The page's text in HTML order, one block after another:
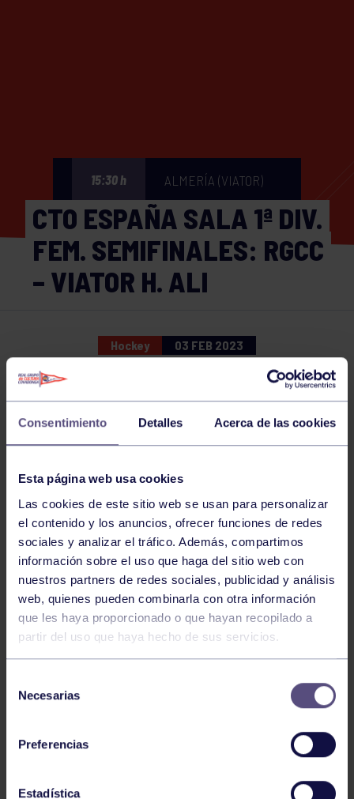
Consentimiento Detalles Acerca de las cookies
Esta página web usa cookies
Las cookies de este sitio web se usan para personalizar
el contenido y los anuncios, ofrecer funciones de redes
sociales y analizar el tráfico. Además, compartimos
información sobre el uso que haga del sitio web con
nuestros partners de redes sociales, publicidad y análisis
web, quienes pueden combinarla con otra información
que les haya proporcionado o que hayan recopilado a
partir del uso que haya hecho de sus servicios.
Necesarias
Preferencias
Estadística
15:30 h ALMERÍA (VIATOR)
CTO ESPAÑA SALA 1ª DIV.
FEM. SEMIFINALES: RGCC
– VIATOR H. ALI
Hockey 03 FEB 2023
NOTICIAS RELACIONADAS
Hockey 28 Jul 2026
ÓSCAR PALOMERO, RUMBO AL
MUNDIAL